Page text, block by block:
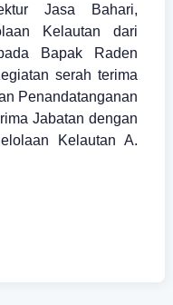
Jasa Bahari,
Kelautan dari
Bapak Raden
serah terima
Penandatanganan
Jabatan dengan
Kelautan A.